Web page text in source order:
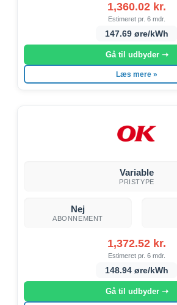
1,360.02 kr.
Estimeret pr. 6 mdr.
147.69 øre/kWh
Gå til udbyder ➝
Læs mere »
Variable
PRISTYPE
Nej
ABONNEMENT
1,372.52 kr.
Estimeret pr. 6 mdr.
148.94 øre/kWh
Gå til udbyder ➝